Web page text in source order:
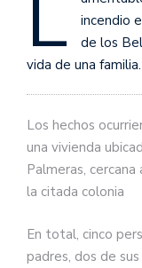
incendio
de los
vida de una familia.
Los hechos
una vivienda
Palmeras,
la citada colonia
En total, cinco
padres, dos de